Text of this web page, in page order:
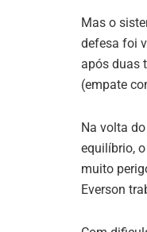
Mas o
defesa foi
após duas
(empate
Na volta
equilíbrio,
muito
Everson